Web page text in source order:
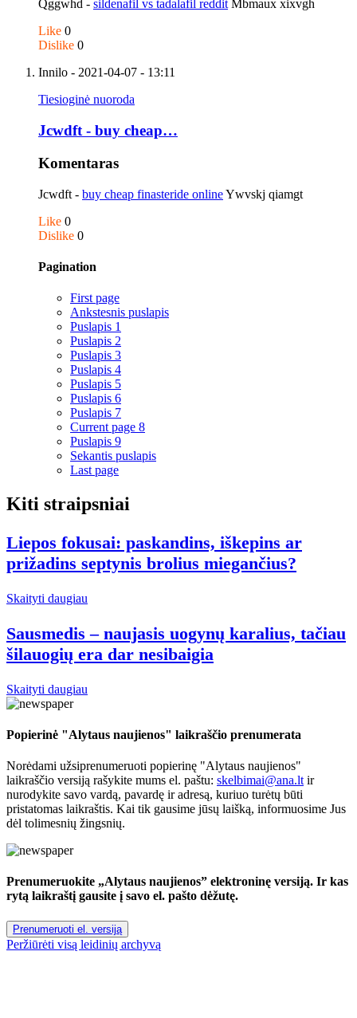
Qggwhd - sildenafil vs tadalafil redditMbmaux xixvgh
Like 0
Dislike 0
Innilo - 2021-04-07 - 13:11
Tiesioginė nuoroda
Jcwdft - buy cheap…
Komentaras
Jcwdft - buy cheap finasteride onlineYwvskj qiamgt
Like 0
Dislike 0
Pagination
First page
Ankstesnis puslapis
Puslapis 1
Puslapis 2
Puslapis 3
Puslapis 4
Puslapis 5
Puslapis 6
Puslapis 7
Current page 8
Puslapis 9
Sekantis puslapis
Last page
Kiti straipsniai
Liepos fokusai: paskandins, iškepins ar
prižadins septynis brolius miegančius?
Skaityti daugiau
Sausmedis – naujasis uogynų karalius, tačiau
šilauogių era dar nesibaigia
Skaityti daugiau
Popierinė "Alytaus naujienos" laikraščio prenumerata
Norėdami užsiprenumeruoti popierinę "Alytaus naujienos"
laikraščio versiją rašykite mums el. paštu: skelbimai@ana.lt ir
nurodykite savo vardą, pavardę ir adresą, kuriuo turėtų būti
pristatomas laikraštis. Kai tik gausime jūsų laišką, informuosime Jus
dėl tolimesnių žingsnių.
Prenumeruokite „Alytaus naujienos” elektroninę versiją. Ir kas
rytą laikraštį gausite į savo el. pašto dėžutę.
Prenumeruoti el. versiją
Peržiūrėti visą leidinių archyvą